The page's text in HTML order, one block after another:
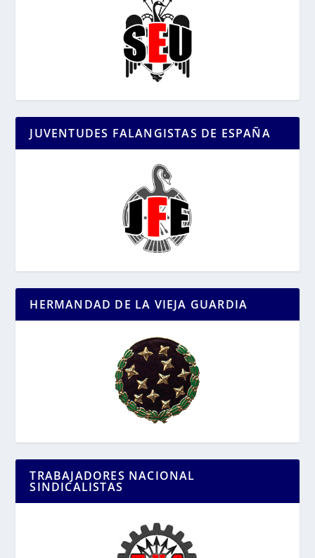
JUVENTUDES FALANGISTAS DE ESPAÑA
HERMANDAD DE LA VIEJA GUARDIA
TRABAJADORES NACIONAL
SINDICALISTAS